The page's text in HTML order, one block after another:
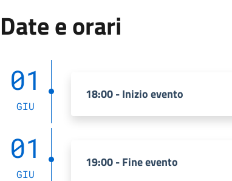
Date e orari
01
GIU
18:00 - Inizio evento
01
GIU
19:00 - Fine evento